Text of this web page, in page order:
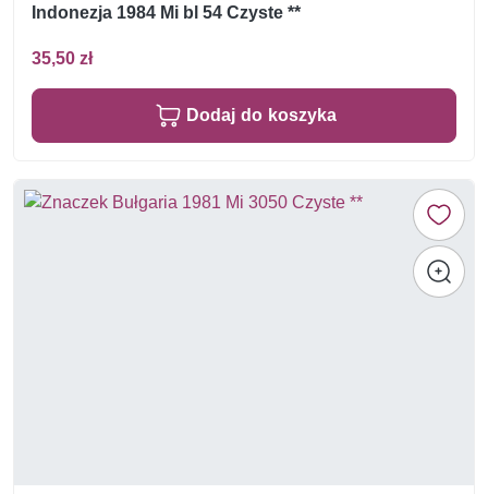
Indonezja 1984 Mi bl 54 Czyste **
35,50 zł
Dodaj do koszyka